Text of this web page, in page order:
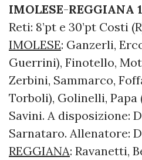
IMOLESE-REGGIANA 1
Reti: 8’pt e 30’pt Costi
IMOLESE: Ganzerli,
Guerrini), Finotello,
Zerbini, Sammarco,
Torboli), Golinelli, Papa
Savini. A disposizione:
Sarnataro. Allenatore:
REGGIANA: Ravanetti,